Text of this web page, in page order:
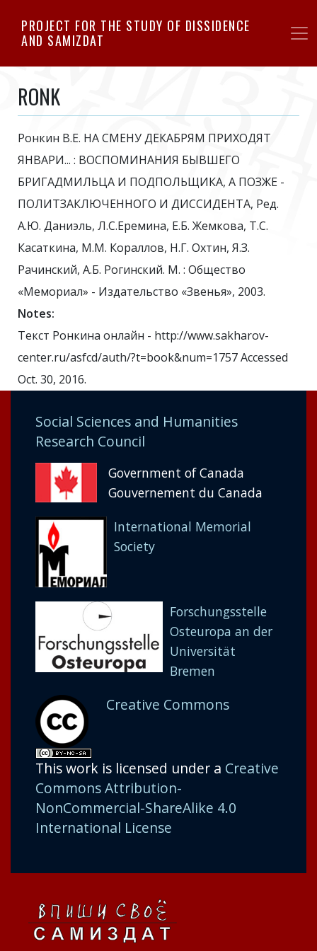
to
PROJECT FOR THE STUDY OF DISSIDENCE
AND SAMIZDAT
RONK
Ронкин В.Е. НА СМЕНУ ДЕКАБРЯМ ПРИХОДЯТ
ЯНВАРИ... : ВОСПОМИНАНИЯ БЫВШЕГО
БРИГАДМИЛЬЦА И ПОДПОЛЬЩИКА, А ПОЗЖЕ -
ПОЛИТЗАКЛЮЧЕННОГО И ДИССИДЕНТА, Ред.
А.Ю. Даниэль, Л.С.Еремина, Е.Б. Жемкова, Т.С.
Касаткина, М.М. Кораллов, Н.Г. Охтин, Я.З.
Рачинский, А.Б. Рогинский. М. : Общество
«Мемориал» - Издательство «Звенья», 2003.
Notes:
Текст Ронкина онлайн - http://www.sakharov-
center.ru/asfcd/auth/?t=book&num=1757 Accessed
Oct. 30, 2016.
Social Sciences and Humanities
Research Council
Government of Canada
Gouvernement du Canada
International Memorial
Society
Forschungsstelle
Osteuropa an der
Universität
Bremen
Creative Commons
This work is licensed under a Creative
Commons Attribution-
NonCommercial-ShareAlike 4.0
International License